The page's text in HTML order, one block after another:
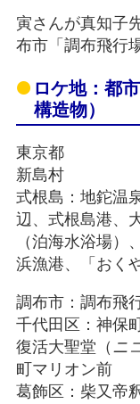
寅さんが真知子
布市「調布飛行
ロケ地：都
構造物）
東京都
新島村
式根島：地鉈温
辺、式根島港、
（泊海水浴場）
浜漁港、「おく
調布市：調布飛
千代田区：神保
復活大聖堂（ ニ
町マリオン前
葛飾区：柴又帝